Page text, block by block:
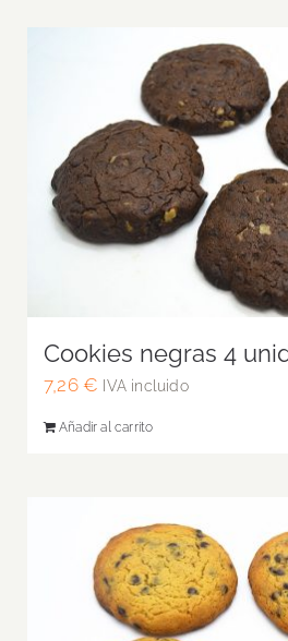
Cookies negras 4
7,26 € IVA incluido
Añadir al carrito